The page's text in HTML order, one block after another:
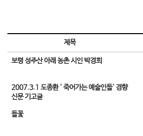
제목
보령 성주산 아래 농촌 시인 박경희
2007.3.1 도종환 ' 죽어가는 예술인들' 경향
신문 기고글
들꽃